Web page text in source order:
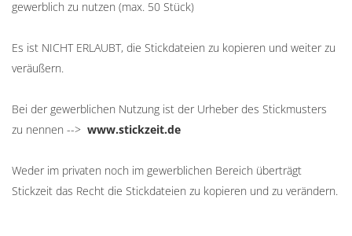
gewerblich zu nutzen (max. 50 Stück)
Es ist NICHT ERLAUBT, die Stickdateien zu kopieren und weiter zu
veräußern.
Bei der gewerblichen Nutzung ist der Urheber des Stickmusters
zu nennen --> www.stickzeit.de
Weder im privaten noch im gewerblichen Bereich überträgt
Stickzeit das Recht die Stickdateien zu kopieren und zu verändern.